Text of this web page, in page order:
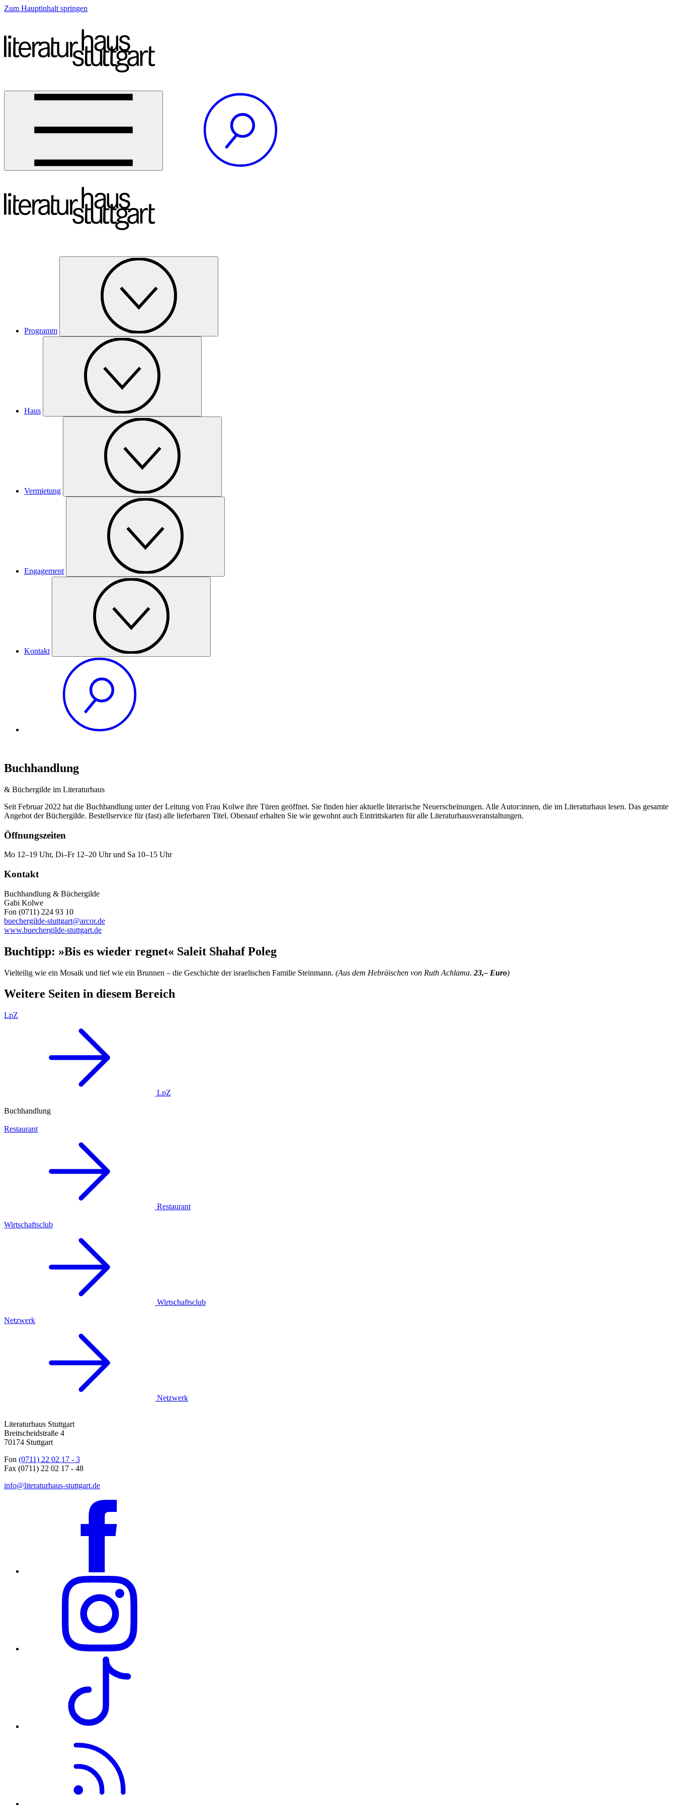
Zum Hauptinhalt springen
Programm
Haus
Vermietung
Engagement
Kontakt
Buchhandlung
& Büchergilde im Literaturhaus
Seit Februar 2022 hat die Buchhandlung unter der Leitung von Frau Kolwe ihre Türen geöffnet. Sie finden hier aktuelle literarische Neuerscheinungen. Alle Autor:innen, die im Literaturhaus lesen. Das gesamte
Angebot der Büchergilde. Bestellservice für (fast) alle lieferbaren Titel. Obenauf erhalten Sie wie gewohnt auch Eintrittskarten für alle Literaturhausveranstaltungen.
Öffnungszeiten
Mo 12–19 Uhr, Di–Fr 12–20 Uhr und Sa 10–15 Uhr
Kontakt
Buchhandlung & Büchergilde
Gabi Kolwe
Fon (0711) 224 93 10
buechergilde-stuttgart@arcor.de
www.buechergilde-stuttgart.de
Buchtipp: »Bis es wieder regnet« Saleit Shahaf Poleg
Vielteilig wie ein Mosaik und tief wie ein Brunnen – die Geschichte der israelischen Familie Steinmann. (Aus dem Hebräischen von Ruth Achlama. 23,– Euro)
Weitere Seiten in diesem Bereich
LpZ
LpZ
Buchhandlung
Restaurant
Restaurant
Wirtschaftsclub
Wirtschaftsclub
Netzwerk
Netzwerk
Literaturhaus Stuttgart
Breitscheidstraße 4
70174 Stuttgart
Fon (0711) 22 02 17 - 3
Fax (0711) 22 02 17 - 48
info@literaturhaus-stuttgart.de